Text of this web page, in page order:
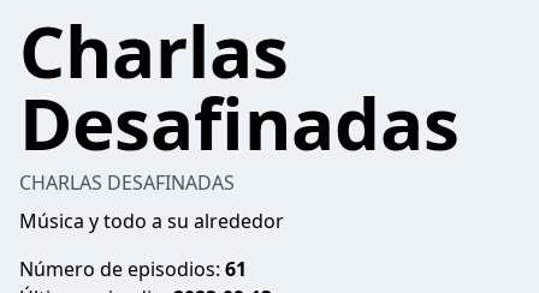
Charlas
Desafinadas
CHARLAS DESAFINADAS
Música y todo a su alrededor
Número de episodios: 61